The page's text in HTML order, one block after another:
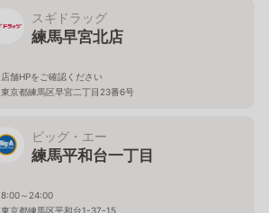
スギドラッグ
練馬早宮北店
店舗HPをご確認ください
東京都練馬区早宮二丁目23番6号
ビッグ・エー
練馬平和台一丁目
8:00～24:00
東京都練馬区平和台1-37-15